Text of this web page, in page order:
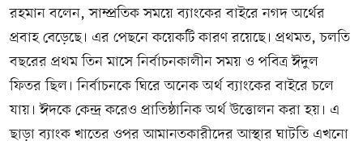
রহমান বলেন, সাম্প্রতিক সময়ে ব্যাংকের বাইরে নগদ অর্থের
প্রবাহ বেড়েছে। এর পেছনে কয়েকটি কারণ রয়েছে। প্রথমত, চলতি
বছরের প্রথম তিন মাসে নির্বাচনকালীন সময় ও পবিত্র ঈদুল
ফিতর ছিল। নির্বাচনকে ঘিরে অনেক অর্থ ব্যাংকের বাইরে চলে
যায়। ঈদকে কেন্দ্র করেও প্রাতিষ্ঠানিক অর্থ উত্তোলন করা হয়। এ
ছাড়া ব্যাংক খাতের ওপর আমানতকারীদের আস্থার ঘাটতি এখনো